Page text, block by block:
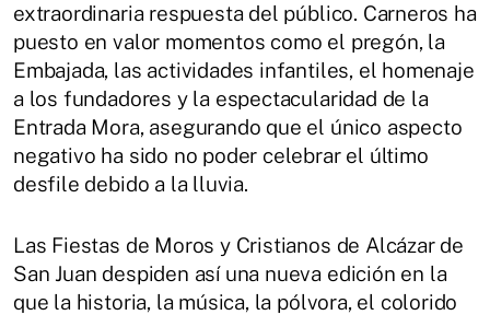
extraordinaria respuesta del público. Carneros ha
puesto en valor momentos como el pregón, la
Embajada, las actividades infantiles, el homenaje
a los fundadores y la espectacularidad de la
Entrada Mora, asegurando que el único aspecto
negativo ha sido no poder celebrar el último
desfile debido a la lluvia.
Las Fiestas de Moros y Cristianos de Alcázar de
San Juan despiden así una nueva edición en la
que la historia, la música, la pólvora, el colorido